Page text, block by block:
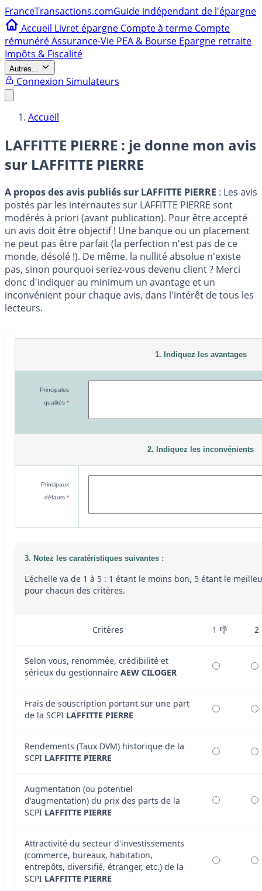
FranceTransactions.comGuide indépendant de l'épargne
Accueil Livret épargne Compte à terme Compte
rémunéréAssurance-Vie PEA & Bourse Epargne retraite
Impôts & Fiscalité
Autres...
Connexion Simulateurs
Accueil
LAFFITTE PIERRE : je donne mon avis
sur LAFFITTE PIERRE
A propos des avis publiés sur LAFFITTE PIERRE : Les avis
postés par les internautes sur LAFFITTE PIERRE sont
modérés à priori (avant publication). Pour être accepté
un avis doit être objectif ! Une banque ou un placement
ne peut pas être parfait (la perfection n'est pas de ce
monde, désolé !). De même, la nullité absolue n'existe
pas, sinon pourquoi seriez-vous devenu client ? Merci
donc d'indiquer au minimum un avantage et un
inconvénient pour chaque avis, dans l'intérêt de tous les
lecteurs.
1. Indiquez les avantages
Principales
qualités *
2. Indiquez les inconvénients
Principaux
défauts *
3. Notez les caratéristiques suivantes :
L'échelle va de 1 à 5 : 1 étant le moins bon, 5 étant le
pour chacun des critères.
Critères 1 👎 2
Selon vous, renommée, crédibilité et
sérieux du gestionnaire AEW CILOGER
Frais de souscription portant sur une part
de la SCPI LAFFITTE PIERRE
Rendements (Taux DVM) historique de la
SCPI LAFFITTE PIERRE
Augmentation (ou potentiel
d'augmentation) du prix des parts de la
SCPI LAFFITTE PIERRE
Attractivité du secteur d'investissements
(commerce, bureaux, habitation,
entrepôts, diversifié, étranger, etc.) de la
SCPI LAFFITTE PIERRE